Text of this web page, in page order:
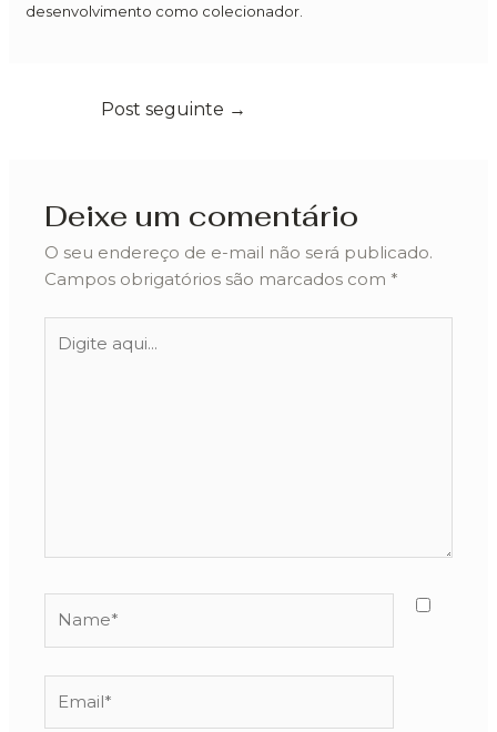
desenvolvimento como colecionador.
Post seguinte →
Deixe um comentário
O seu endereço de e-mail não será publicado.
Campos obrigatórios são marcados com *
aqui...